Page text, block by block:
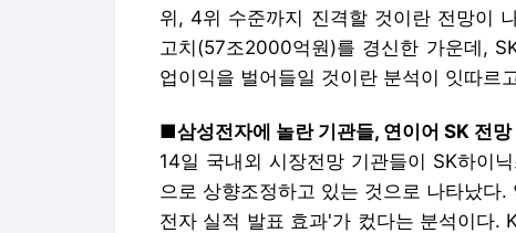
위, 4위 수준까지 진격할 것이란 전망이
고치(57조2000억원)를 경신한 가운데,
업이익을 벌어들일 것이란 분석이 잇따르
■삼성전자에 놀란 기관들, 연이어 SK 전망
14일 국내외 시장전망 기관들이 SK하이
으로 상향조정하고 있는 것으로 나타났다
전자 실적 발표 효과'가 컸다는 분석이다.